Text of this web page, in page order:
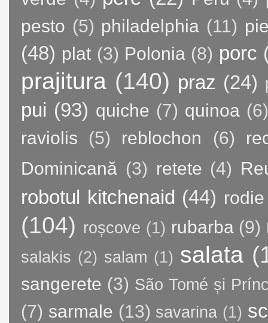
pesto (5) philadelphia (11)
(48) plat (3) Polonia (8) porc
prajitura (140) praz (24)
pui (93) quiche (7) quinoa
raviolis
(5) reblochon (6)
Dominicană (3) retete (4)
robotul kitchenaid (44) rodie
(104) roșcove (1) rubarba (9)
salakis (2) salam (1) salata
sangerete (3) São Tomé și
(7) sarmale (13) savarina (1)